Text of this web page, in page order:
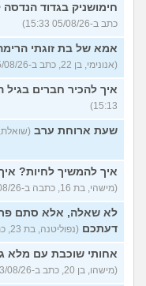
ורוצה לחזור לזה! (זלדוס, בן
שנים ולא יודעת איפה
(עדן, בת 23)
עוד
חימושניק בגדוד הנדסה
כתב ב-05/08/26 15:33)
אמא של בת זוגתי
(אנונימי, בן 22, כתב ב-05/08/26 15:22)
איך להכיר חברים בגיל
15:13)
שעת ארוחת ערב (שואלת, בת 19, כתבה ב-
איך להמשיך לחיות?
(מישהי, בת 16, כתבה ב-04/08/26 13:05)
לא שאלה, אלא סתם
דעתכם (נפוליטנה, בת 23, כתבה ב-03/08/26 18:04)
אחותי שוכבת עם מלא
(מישהו, בן 20, כתב ב-03/08/26 17:53)